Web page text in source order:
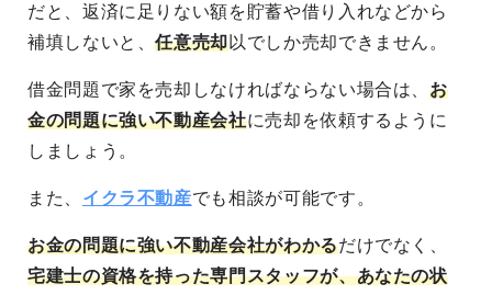
だと、返済に足りない額を貯蓄や借り入れなどから
補填しないと、任意売却以でしか売却できません。
借金問題で家を売却しなければならない場合は、お
金の問題に強い不動産会社に売却を依頼するように
しましょう。
また、 イクラ不動産でも相談が可能です。
お金の問題に強い不動産会社がわかるだけでなく、
宅建士の資格を持った専門スタッフが、あなたの状